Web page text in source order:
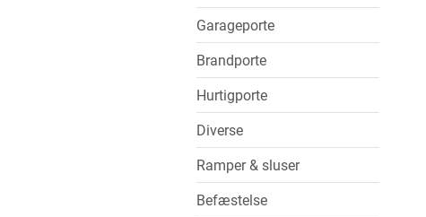
Garageporte
Brandporte
Hurtigporte
Diverse
Ramper & sluser
Befæstelse